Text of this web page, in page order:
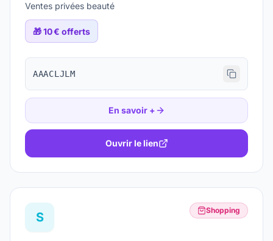
Ventes privées beauté
🎁10 € offerts
AAACLJLM
En savoir +
Ouvrir le lien
S Shopping